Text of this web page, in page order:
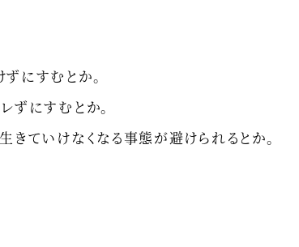
にすむとか。
ずにすむとか。
きていけなくなる事態が避けられるとか。